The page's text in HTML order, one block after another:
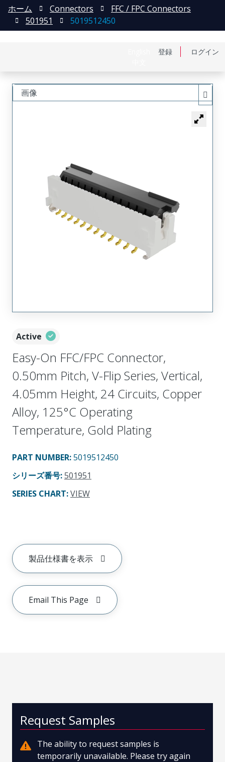
登録 ログイン
ホーム Connectors
FFC / FPC Connectors
501951
5019512450
Active
Easy-On FFC/FPC Connector,
0.50mm Pitch, V-Flip Series, Vertical,
4.05mm Height, 24 Circuits, Copper
Alloy, 125°C Operating
Temperature, Gold Plating
PART NUMBER:5019512450
シリーズ番号:501951
SERIES CHART:VIEW
製品仕様書を表示
Email This Page
画像
Request Samples
The ability to request samples is
temporarily unavailable. Please try again